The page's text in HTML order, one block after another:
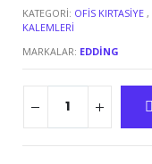
KATEGORI: OFIS KIRTASIYE ,
KALEMLERI
MARKALAR: EDDING